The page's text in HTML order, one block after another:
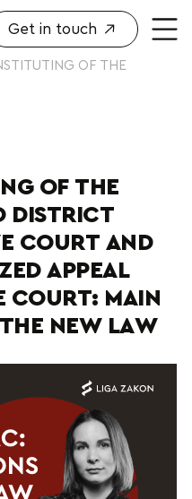
Get in touch
OF THE
OF THE
DISTRICT
COURT AND
APPEAL
COURT: MAIN
NEW LAW